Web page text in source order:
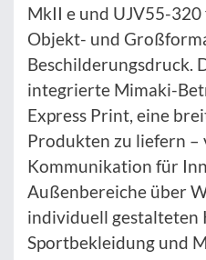
MkII e und UJV55-
Objekt- und
Beschilderungsdruck.
integrierte Mimaki-
Express Print, eine
Produkten zu liefern –
Kommunikation für
Außenbereiche über
individuell gestalteten
Sportbekleidung und